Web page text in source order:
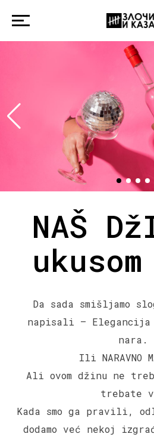
NAŠ
ukusom
Da sada smišljamo
napisali –
nara.
Ili NARAVNO
Ali ovom džinu ne
trebate
Kada smo ga pravili,
dodamo već nekoj